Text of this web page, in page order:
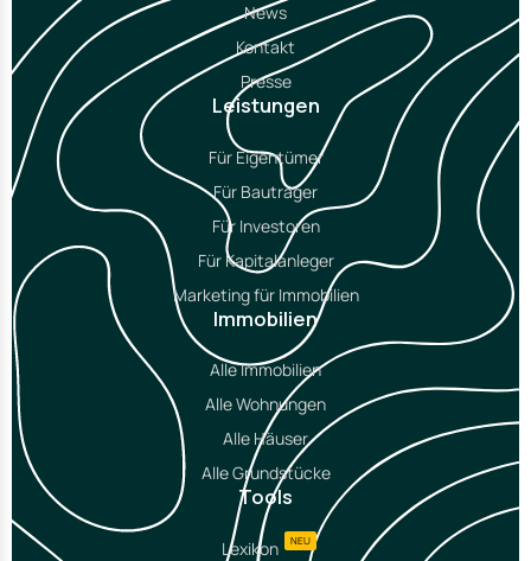
News
Kontakt
Presse
Leistungen
Für Eigentümer
Für Bauträger
Für Investoren
Für Kapitalanleger
Marketing für Immobilien
Immobilien
Alle Immobilien
Alle Wohnungen
Alle Häuser
Alle Grundstücke
Tools
Lexikon NEU